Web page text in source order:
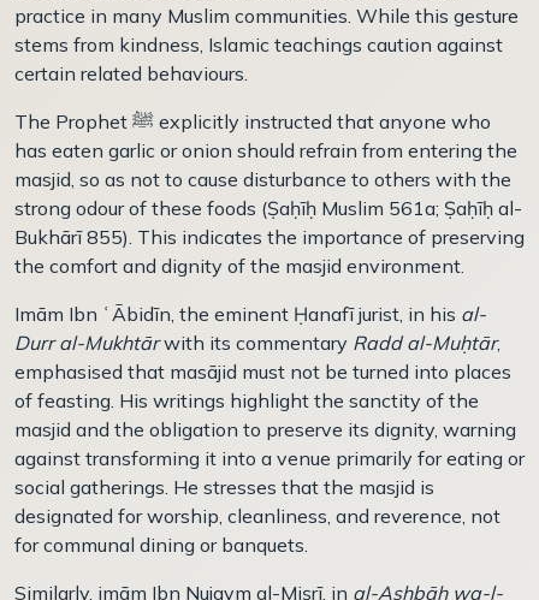
practice in many Muslim communities. While this gesture
stems from kindness, Islamic teachings caution against
certain related behaviours.
The Prophet ﷺ explicitly instructed that anyone who
has eaten garlic or onion should refrain from entering the
masjid, so as not to cause disturbance to others with the
strong odour of these foods (Ṣaḥīḥ Muslim 561a; Ṣaḥīḥ al-
Bukhārī 855). This indicates the importance of preserving
the comfort and dignity of the masjid environment.
Imām Ibn ʿĀbidīn, the eminent Ḥanafī jurist, in his al-
Durr al-Mukhtārwith its commentary Radd al-Muḥtār,
emphasised that masājid must not be turned into places
of feasting. His writings highlight the sanctity of the
masjid and the obligation to preserve its dignity, warning
against transforming it into a venue primarily for eating or
social gatherings. He stresses that the masjid is
designated for worship, cleanliness, and reverence, not
for communal dining or banquets.
Similarly, imām Ibn Nujaym al-Miṣrī, in al-Ashbāh wa-l-